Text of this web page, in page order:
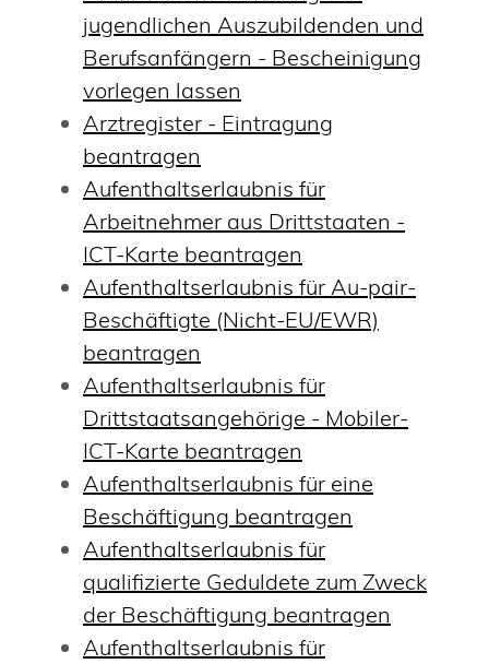
jugendlichen Auszubildenden und
Berufsanfängern - Bescheinigung
vorlegen lassen
Arztregister - Eintragung
beantragen
Aufenthaltserlaubnis für
Arbeitnehmer aus Drittstaaten -
ICT-Karte beantragen
Aufenthaltserlaubnis für Au-pair-
Beschäftigte (Nicht-EU/EWR)
beantragen
Aufenthaltserlaubnis für
Drittstaatsangehörige - Mobiler-
ICT-Karte beantragen
Aufenthaltserlaubnis für eine
Beschäftigung beantragen
Aufenthaltserlaubnis für
qualifizierte Geduldete zum Zweck
der Beschäftigung beantragen
Aufenthaltserlaubnis für